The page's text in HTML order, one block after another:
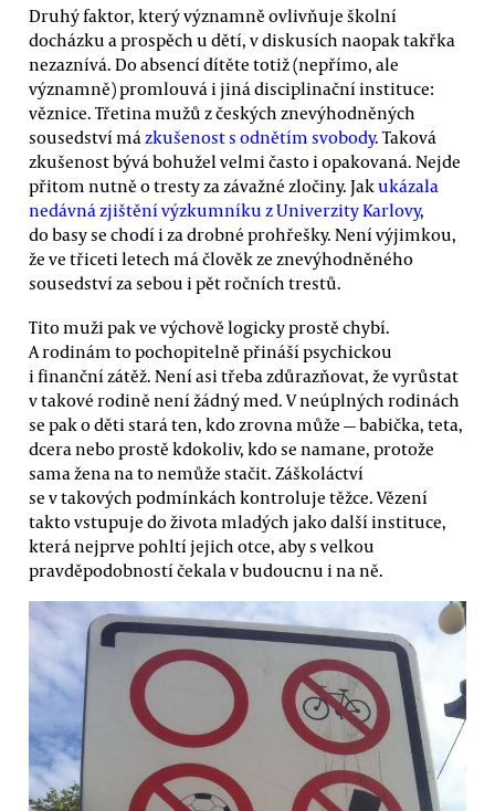
Druhý faktor, který významně ovlivňuje školní
docházku a prospěch u dětí, v diskusích naopak takřka
nezaznívá. Do absencí dítěte totiž (nepřímo, ale
významně) promlouvá i jiná disciplinační instituce:
věznice. Třetina mužů z českých znevýhodněných
sousedství mázkušenost s odnětím svobody. Taková
zkušenost bývá bohužel velmi často i opakovaná. Nejde
přitom nutně o tresty za závažné zločiny. Jakukázala
nedávná zjištění výzkumníku z Univerzity Karlovy,
do basy se chodí i za drobné prohřešky. Není výjimkou,
že ve třiceti letech má člověk ze znevýhodněného
sousedství za sebou i pět ročních trestů.
Tito muži pak ve výchově logicky prostě chybí.
A rodinám to pochopitelně přináší psychickou
i finanční zátěž. Není asi třeba zdůrazňovat, že vyrůstat
v takové rodině není žádný med. V neúplných rodinách
se pak o děti stará ten, kdo zrovna může — babička, teta,
dcera nebo prostě kdokoliv, kdo se namane, protože
sama žena na to nemůže stačit. Záškoláctví
se v takových podmínkách kontroluje těžce. Vězení
takto vstupuje do života mladých jako další instituce,
která nejprve pohltí jejich otce, aby s velkou
pravděpodobností čekala v budoucnu i na ně.